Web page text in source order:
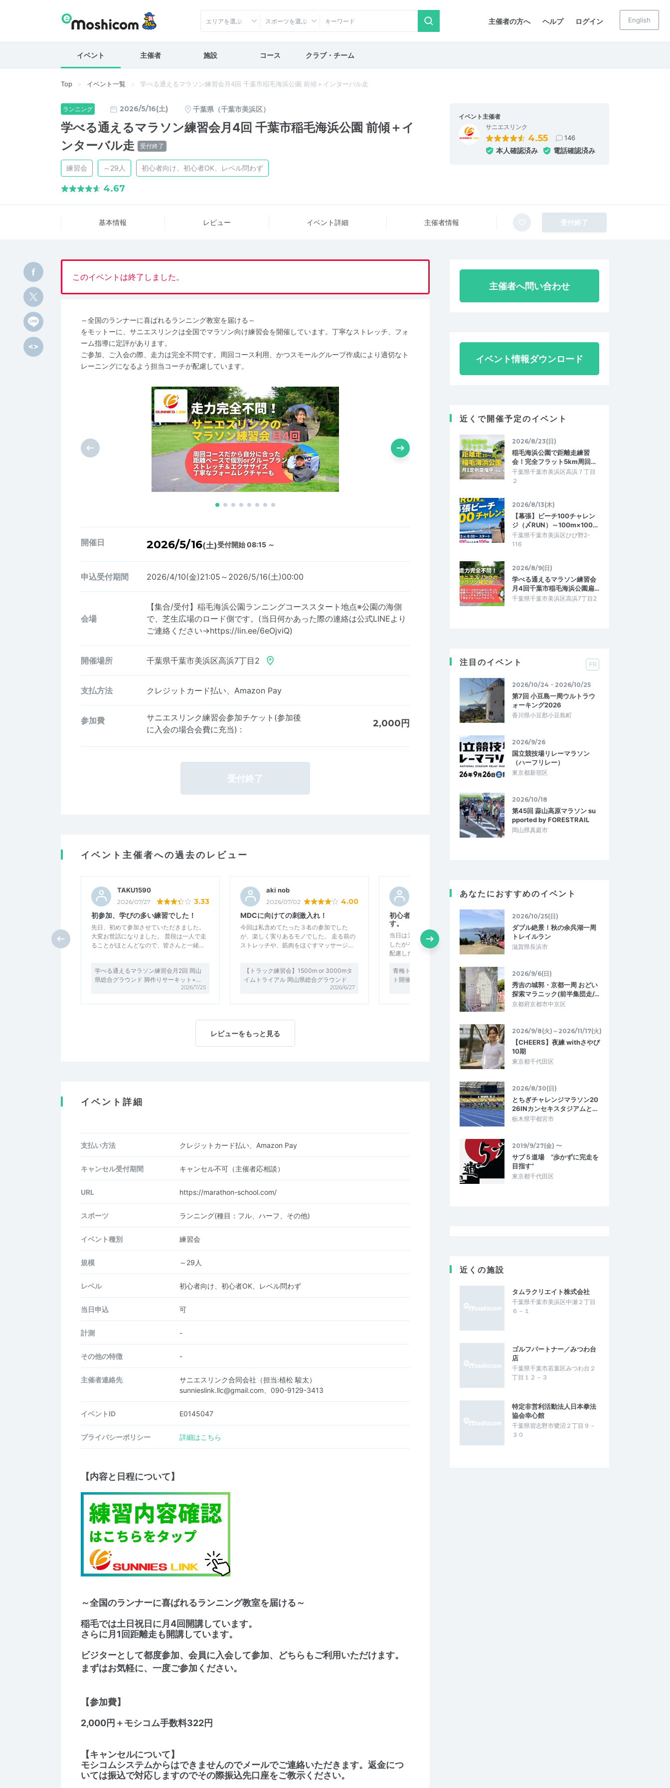
主催者の方へ ヘルプ ログイン
エリアを選ぶ スポーツを選ぶ English
イベント 主催者 施設 コース クラブ・チーム
Top イベント一覧 学べる通えるマラソン練習会月4回 千葉市稲毛海浜公園 前傾＋インターバル走
ランニング 2026/5/16(土) 千葉県（千葉市美浜区）
学べる通えるマラソン練習会月4回 千葉市稲毛海浜公園 前傾＋イ
ンターバル走
受付終了
練習会 ～29人 初心者向け、初心者OK、レベル問わず
4.67
イベント主催者
サニエスリンク
4.55 146
本人確認済み 電話確認済み
基本情報 レビュー イベント詳細 主催者情報 受付終了
このイベントは終了しました。
～全国のランナーに喜ばれるランニング教室を届ける～
をモットーに、サニエスリンクは全国でマラソン向け練習会を開催しています。丁寧なストレッチ、フォ
ーム指導に定評があります。
ご参加、ご入会の際、走力は完全不問です。周回コース利用、かつスモールグループ作成により適切なト
レーニングになるよう担当コーチが配慮しています。
開催日 2026/5/16(土)受付開始 08:15 ～
申込受付期間 2026/4/10(金)21:05～2026/5/16(土)00:00
会場
【集合/受付】稲毛海浜公園ランニングコーススタート地点※公園の海側
で、芝生広場のロード側です。(当日何かあった際の連絡は公式LINEより
ご連絡ください→https://lin.ee/6eOjviQ)
開催場所 千葉県千葉市美浜区高浜7丁目2
支払方法 クレジットカード払い、Amazon Pay
参加費
サニエスリンク練習会参加チケット(参加後
に入会の場合会費に充当) :
2,000円
受付終了
イベント主催者への過去のレビュー
TAKU1590
2026/07/27 3.33
初参加、学びの多い練習でした！
先日、初めて参加させていただきました。
大変お世話になりました。 普段は一人で走
ることがほとんどなので、皆さんと一緒…
学べる通えるマラソン練習会月2回 岡山
県総合グラウンド 脚作りサーキット+…
2026/7/25
aki nob
2026/07/02 4.00
MDCに向けての刺激入れ！
今回は私含めてたった３名の参加でした
が、楽しく実りあるモノでした。 走る前の
ストレッチや、筋肉をほぐすマッサージ…
【トラック練習会】1500m or 3000mタ
イムトライアル 岡山県総合グラウンド
2026/6/27
初心者にも丁寧に対応してくれま
す。
当日は天候がよくなく、参加者が少人数で
したがその分トレラン初心者の私にも十分
配慮したペースでの練習を行なっていた…
青梅トレイル初・中級者向け定例イベン
ト開催中！
2026/6/28
satoyama11
前傾姿勢 プラス インターバル
今まで自己流で練習していましたが、沢山
の学びがありました、ランニング中もコー
チが気さくに話しかけてくれてランニン…
学べる通えるマラソン練習会月4回 千葉
市稲毛海浜公園 前傾＋インターバル走
レビューをもっと見る
イベント詳細
支払い方法 クレジットカード払い、Amazon Pay
キャンセル受付期間 キャンセル不可（主催者応相談）
URL https://marathon-school.com/
スポーツ ランニング(種目：フル、ハーフ、その他)
イベント種別 練習会
規模 ～29人
レベル 初心者向け、初心者OK、レベル問わず
当日申込 可
計測 -
その他の特徴 -
主催者連絡先
サニエスリンク合同会社（担当:植松 駿太）
sunnieslink.llc@gmail.com、090-9129-3413
イベントID E0145047
プライバシーポリシー 詳細はこちら
【内容と日程について】
～全国のランナーに喜ばれるランニング教室を届ける～
稲毛では土日祝日に月4回開講しています。
さらに月1回距離走も開講しています。
ビジターとして都度参加、会員に入会して参加、どちらもご利用いただけます。
まずはお気軽に、一度ご参加ください。
【参加費】
2,000円＋モシコム手数料322円
【キャンセルについて】
モシコムシステムからはできませんのでメールでご連絡いただきます。返金につ
いては振込で対応しますのでその際振込先口座をご教示ください。
主催者へ問い合わせ
イベント情報ダウンロード
近くで開催予定のイベント
2026/8/23(日)
稲毛海浜公園で距離走練習
会！完全フラット5km周回…
千葉県千葉市美浜区高浜７丁目
２
2026/8/13(木)
【幕張】ビーチ100チャレン
ジ（〆RUN）～100m×100…
千葉県千葉市美浜区ひび野2-
116
2026/8/9(日)
学べる通えるマラソン練習会
月4回千葉市稲毛海浜公園扁…
千葉県千葉市美浜区高浜7丁目2
注目のイベント PR
2026/10/24・2026/10/25
第7回 小豆島一周ウルトラウ
ォーキング2026
香川県小豆郡小豆島町
2026/9/26
国立競技場リレーマラソン
（ハーフリレー）
東京都新宿区
2026/10/18
第45回 蒜山高原マラソン su
pported by FORESTRAIL
岡山県真庭市
あなたにおすすめのイベント
2026/10/25(日)
ダブル絶景！秋の余呉湖一周
トレイルラン
滋賀県長浜市
2026/9/6(日)
秀吉の城郭・京都一周 おどい
探索マラニック(前半集団走/…
京都府京都市中京区
2026/9/8(火)～2026/11/17(火)
【CHEERS】夜練 withさやぴ
10期
東京都千代田区
2026/8/30(日)
とちぎチャレンジマラソン20
26INカンセキスタジアムと…
栃木県宇都宮市
2019/9/27(金) 〜
サブ５道場 “歩かずに完走を
目指す”
東京都千代田区
近くの施設
タムラクリエイト株式会社
千葉県千葉市美浜区中瀬２丁目
６－１
ゴルフパートナー／みつわ台
店
千葉県千葉市若葉区みつわ台２
丁目１２－３
特定非営利活動法人日本拳法
協会幸心館
千葉県習志野市鷺沼２丁目９－
３０